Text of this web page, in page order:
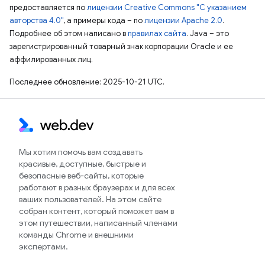
предоставляется полицензии Creative Commons "С указанием
авторства 4.0", а примеры кода – полицензии Apache 2.0.
Подробнее об этом написано вправилах сайта. Java – это
зарегистрированный товарный знак корпорации Oracle и ее
аффилированных лиц.
Последнее обновление: 2025-10-21 UTC.
Мы хотим помочь вам создавать
красивые, доступные, быстрые и
безопасные веб-сайты, которые
работают в разных браузерах и для всех
ваших пользователей. На этом сайте
собран контент, который поможет вам в
этом путешествии, написанный членами
команды Chrome и внешними
экспертами.